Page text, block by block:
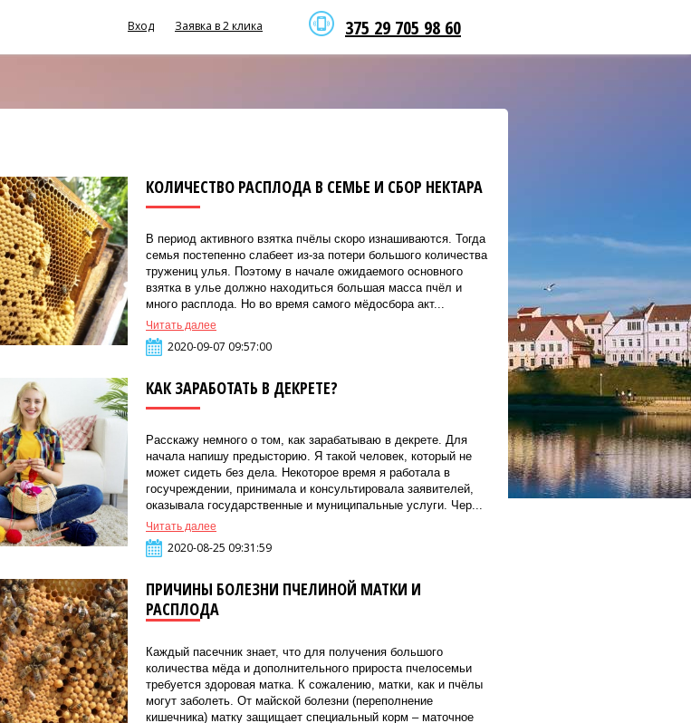
375 29 705 98 60
Вход Заявка в 2 клика
КОЛИЧЕСТВО РАСПЛОДА В СЕМЬЕ И СБОР НЕКТАРА
В период активного взятка пчёлы скоро изнашиваются. Тогда
семья постепенно слабеет из-за потери большого количества
тружениц улья. Поэтому в начале ожидаемого основного
взятка в улье должно находиться большая масса пчёл и
много расплода. Но во время самого мёдосбора акт...
Читать далее
2020-09-07 09:57:00
КАК ЗАРАБОТАТЬ В ДЕКРЕТЕ?
Расскажу немного о том, как зарабатываю в декрете. Для
начала напишу предысторию. Я такой человек, который не
может сидеть без дела. Некоторое время я работала в
госучреждении, принимала и консультировала заявителей,
оказывала государственные и муниципальные услуги. Чер...
Читать далее
2020-08-25 09:31:59
ПРИЧИНЫ БОЛЕЗНИ ПЧЕЛИНОЙ МАТКИ И
РАСПЛОДА
Каждый пасечник знает, что для получения большого
количества мёда и дополнительного прироста пчелосемьи
требуется здоровая матка. К сожалению, матки, как и пчёлы
могут заболеть. От майской болезни (переполнение
кишечника) матку защищает специальный корм – маточное